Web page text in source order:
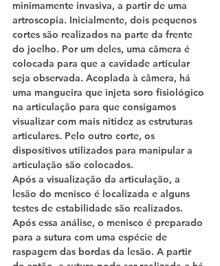
minimamente invasiva, a partir de uma
artroscopia. Inicialmente, dois pequenos
cortes são realizados na parte da frente
do joelho. Por um deles, uma câmera é
colocada para que a cavidade articular
seja observada. Acoplada à câmera, há
uma mangueira que injeta soro fisiológico
na articulação para que consigamos
visualizar com mais nitidez as estruturas
articulares. Pelo outro corte, os
dispositivos utilizados para manipular a
articulação são colocados.
Após a visualização da articulação, a
lesão do menisco é localizada e alguns
testes de estabilidade são realizados.
Após essa análise, o menisco é preparado
para a sutura com uma espécie de
raspagem das bordas da lesão. A partir